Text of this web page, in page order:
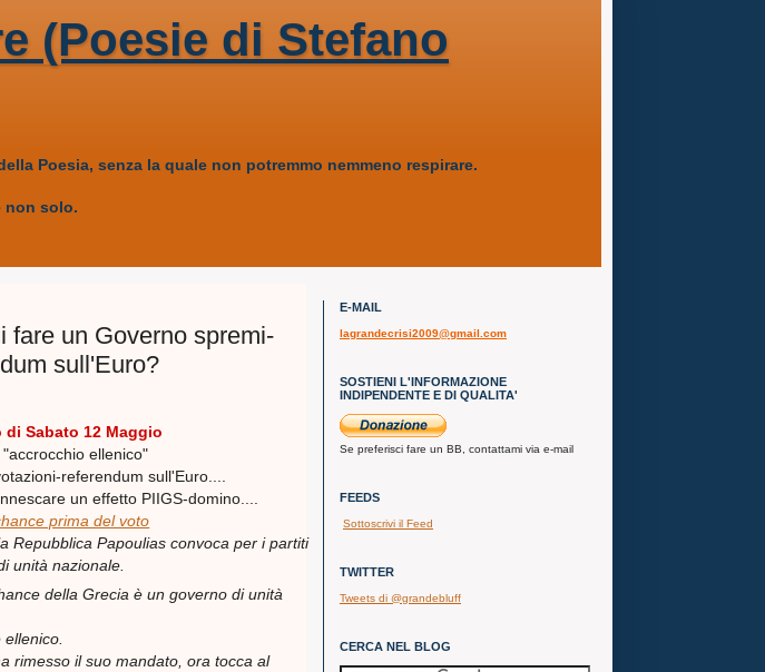
(Poesie di Stefano
Poesia, senza la quale non potremmo nemmeno respirare.
non solo.
fare un Governo spremi-
sull'Euro?
Sabato 12 Maggio
ellenico"
referendum sull'Euro....
un effetto PIIGS-domino....
prima del voto
Repubblica Papoulias convoca per i partiti
unità nazionale.
della Grecia è un governo di unità
rimesso il suo mandato, ora tocca al
E-MAIL
lagrandecrisi2009@gmail.com
SOSTIENI L'INFORMAZIONE
INDIPENDENTE E DI QUALITA'
Se preferisci fare un BB, contattami via e-mail
FEEDS
Sottoscrivi il Feed
TWITTER
Tweets di @grandebluff
CERCA NEL BLOG